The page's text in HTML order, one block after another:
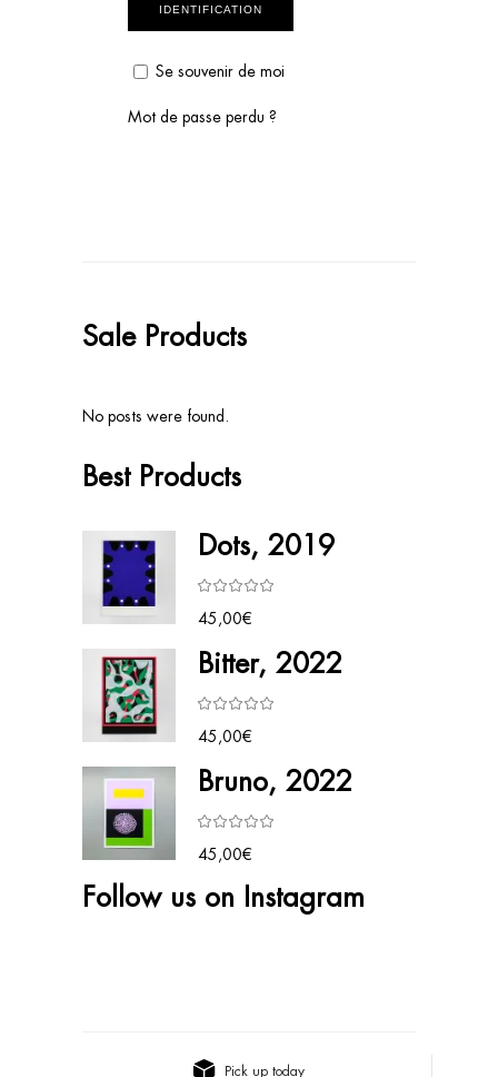
IDENTIFICATION
Se souvenir de moi
Mot de passe perdu ?
Sale Products
No posts were found.
Best Products
Dots, 2019
45,00€
Bitter, 2022
45,00€
Bruno, 2022
45,00€
Follow us on Instagram
Pick up today